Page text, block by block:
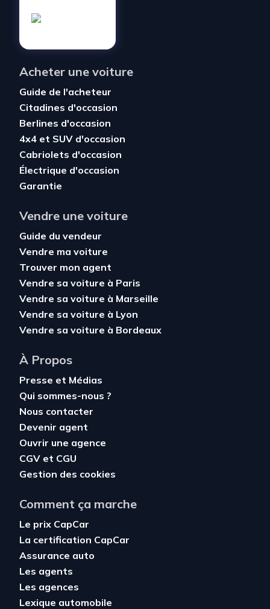
Acheter une voiture
Guide de l'acheteur
Citadines d'occasion
Berlines d'occasion
4x4 et SUV d'occasion
Cabriolets d'occasion
Électrique d'occasion
Garantie
Vendre une voiture
Guide du vendeur
Vendre ma voiture
Trouver mon agent
Vendre sa voiture à Paris
Vendre sa voiture à Marseille
Vendre sa voiture à Lyon
Vendre sa voiture à Bordeaux
À Propos
Presse et Médias
Qui sommes-nous ?
Nous contacter
Devenir agent
Ouvrir une agence
CGV et CGU
Gestion des cookies
Comment ça marche
Le prix CapCar
La certification CapCar
Assurance auto
Les agents
Les agences
Lexique automobile